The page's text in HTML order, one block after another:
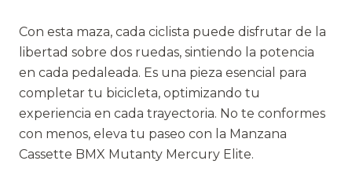
Con esta maza, cada ciclista puede disfrutar de la
libertad sobre dos ruedas, sintiendo la potencia
en cada pedaleada. Es una pieza esencial para
completar tu bicicleta, optimizando tu
experiencia en cada trayectoria. No te conformes
con menos, eleva tu paseo con la Manzana
Cassette BMX Mutanty Mercury Elite.